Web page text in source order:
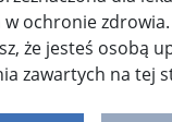
ochronie
że jesteś osobą
zawartych na tej